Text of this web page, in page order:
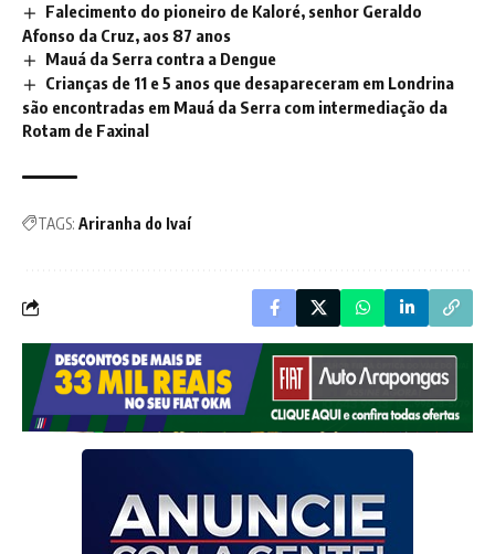
Falecimento do pioneiro de Kaloré, senhor Geraldo
Afonso da Cruz, aos 87 anos
Mauá da Serra contra a Dengue
Crianças de 11 e 5 anos que desapareceram em Londrina
são encontradas em Mauá da Serra com intermediação da
Rotam de Faxinal
TAGS: Ariranha do Ivaí